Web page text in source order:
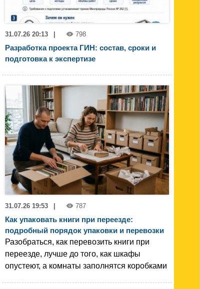
31.07.26 20:13 798
Разработка проекта ГИН: состав, сроки и
подготовка к экспертизе
31.07.26 19:53 | 787
Как упаковать книги при переезде:
подробный порядок упаковки и перевозки
Разобраться, как перевозить книги при
переезде, лучше до того, как шкафы
опустеют, а комнаты заполнятся коробками